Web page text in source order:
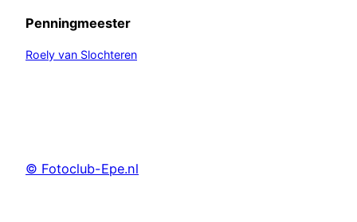
Penningmeester
Roely van Slochteren
© Fotoclub-Epe.nl